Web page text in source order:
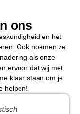
ons
en het
Ook noemen ze
als onze
ervoor dat wij met
klaar staan om je
helpen!